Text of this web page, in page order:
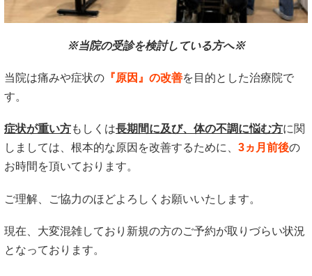
※当院の受診を検討している方へ※
当院は痛みや症状の 『原因』の改善を目的とした治療院で
す。
症状が重い方もしくは長期間に及び、体の不調に悩む方に関
しましては、根本的な原因を改善するために、 3ヵ月前後の
お時間を頂いております。
ご理解、ご協力のほどよろしくお願いいたします。
現在、大変混雑しており新規の方のご予約が取りづらい状況
となっております。